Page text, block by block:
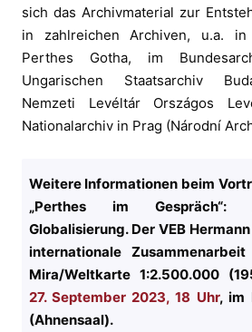
sich das Archivmaterial zur
in zahlreichen Archiven, u.a. in
Perthes Gotha, im
Ungarischen Staatsarchiv
Nemzeti Levéltár Országos
Nationalarchiv in Prag (Národní
Weitere Informationen beim
„Perthes im Gespräch“:
Globalisierung. Der VEB
internationale
Mira/Weltkarte 1:2.500.000
27. September 2023, 18 Uhr, im
(Ahnensaal).